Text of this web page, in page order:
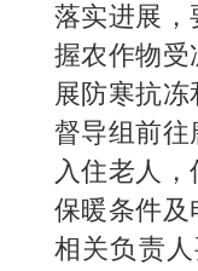
落实进展，
握农作物受
展防寒抗冻
督导组前往
入住老人
保暖条件及
相关负责